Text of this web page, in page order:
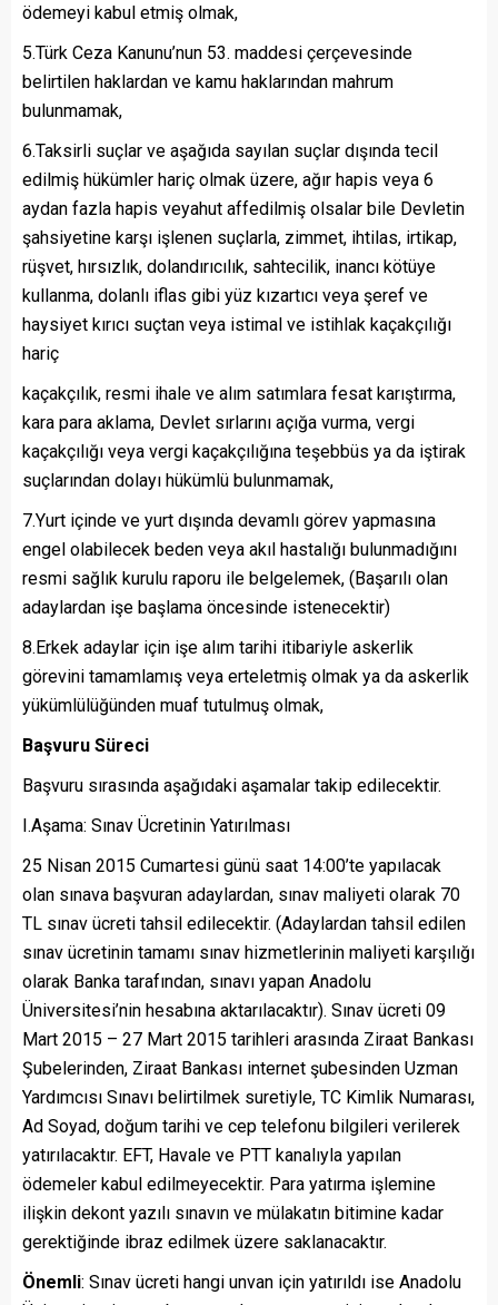
ödemeyi kabul etmiş olmak,
5.Türk Ceza Kanunu’nun 53. maddesi çerçevesinde
belirtilen haklardan ve kamu haklarından mahrum
bulunmamak,
6.Taksirli suçlar ve aşağıda sayılan suçlar dışında tecil
edilmiş hükümler hariç olmak üzere, ağır hapis veya 6
aydan fazla hapis veyahut affedilmiş olsalar bile Devletin
şahsiyetine karşı işlenen suçlarla, zimmet, ihtilas, irtikap,
rüşvet, hırsızlık, dolandırıcılık, sahtecilik, inancı kötüye
kullanma, dolanlı iflas gibi yüz kızartıcı veya şeref ve
haysiyet kırıcı suçtan veya istimal ve istihlak kaçakçılığı
hariç
kaçakçılık, resmi ihale ve alım satımlara fesat karıştırma,
kara para aklama, Devlet sırlarını açığa vurma, vergi
kaçakçılığı veya vergi kaçakçılığına teşebbüs ya da iştirak
suçlarından dolayı hükümlü bulunmamak,
7.Yurt içinde ve yurt dışında devamlı görev yapmasına
engel olabilecek beden veya akıl hastalığı bulunmadığını
resmi sağlık kurulu raporu ile belgelemek, (Başarılı olan
adaylardan işe başlama öncesinde istenecektir)
8.Erkek adaylar için işe alım tarihi itibariyle askerlik
görevini tamamlamış veya erteletmiş olmak ya da askerlik
yükümlülüğünden muaf tutulmuş olmak,
Başvuru Süreci
Başvuru sırasında aşağıdaki aşamalar takip edilecektir.
I.Aşama: Sınav Ücretinin Yatırılması
25 Nisan 2015 Cumartesi günü saat 14:00’te yapılacak
olan sınava başvuran adaylardan, sınav maliyeti olarak 70
TL sınav ücreti tahsil edilecektir. (Adaylardan tahsil edilen
sınav ücretinin tamamı sınav hizmetlerinin maliyeti karşılığı
olarak Banka tarafından, sınavı yapan Anadolu
Üniversitesi’nin hesabına aktarılacaktır). Sınav ücreti 09
Mart 2015 – 27 Mart 2015 tarihleri arasında Ziraat Bankası
Şubelerinden, Ziraat Bankası internet şubesinden Uzman
Yardımcısı Sınavı belirtilmek suretiyle, TC Kimlik Numarası,
Ad Soyad, doğum tarihi ve cep telefonu bilgileri verilerek
yatırılacaktır. EFT, Havale ve PTT kanalıyla yapılan
ödemeler kabul edilmeyecektir. Para yatırma işlemine
ilişkin dekont yazılı sınavın ve mülakatın bitimine kadar
gerektiğinde ibraz edilmek üzere saklanacaktır.
Önemli: Sınav ücreti hangi unvan için yatırıldı ise Anadolu